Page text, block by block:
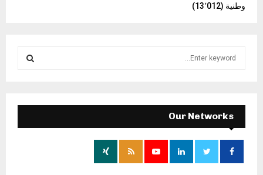
وطنية (13٬012)
f
o
E
A
Our Networks